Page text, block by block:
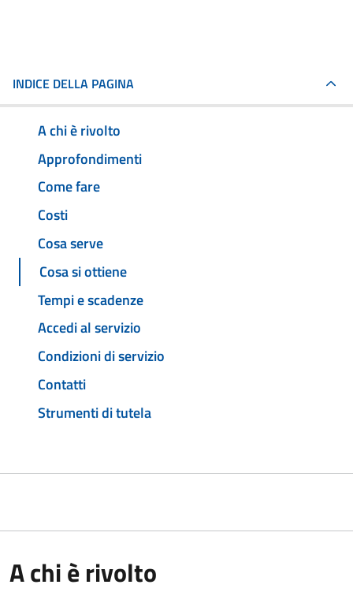
INDICE DELLA PAGINA
A chi è rivolto
Approfondimenti
Come fare
Costi
Cosa serve
Cosa si ottiene
Tempi e scadenze
Accedi al servizio
Condizioni di servizio
Contatti
Strumenti di tutela
A chi è rivolto